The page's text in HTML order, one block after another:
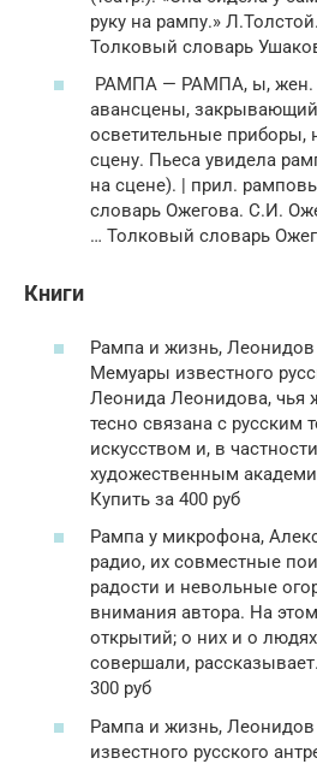
руку на рампу.»
Толковый словарь
РАМПА — РАМПА, ы, жен.
авансцены, закрывающий
осветительные приборы,
сцену. Пьеса увидела
на сцене). | прил.
словарь Ожегова. С.И.
… Толковый словарь
Книги
Рампа и жизнь,
Мемуары известного
Леонида Леонидова, чья
тесно связана с русским
искусством и, в
художественным
Купить за 400 руб
Рампа у микрофона,
радио, их совместные
радости и невольные
внимания автора. На
открытий; о них и о
совершали,
300 руб
Рампа и жизнь,
известного русского